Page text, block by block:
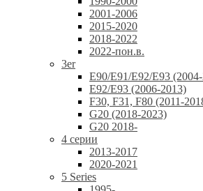
2001-2006
2015-2020
2018-2022
2022-пон.в.
3er
E90/E91/E92/E93
E92/E93 (2006-2013)
F30, F31, F80 (2011-
G20 (2018-2023)
G20 2018-
4 серии
2013-2017
2020-2021
5 Series